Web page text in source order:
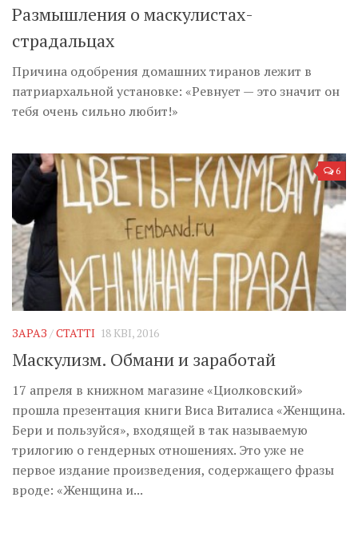
Размышления о маскулистах-
страдальцах
Причина одобрения домашних тиранов лежит в
патриархальной установке: «Ревнует — это значит он
тебя очень сильно любит!»
6
ЗАРАЗ /СТАТТІ 18 КВІ, 2016
Маскулизм. Обмани и заработай
17 апреля в книжном магазине «Циолковский»
прошла презентация книги Виса Виталиса «Женщина.
Бери и пользуйся», входящей в так называемую
трилогию о гендерных отношениях. Это уже не
первое издание произведения, содержащего фразы
вроде: «Женщина и...